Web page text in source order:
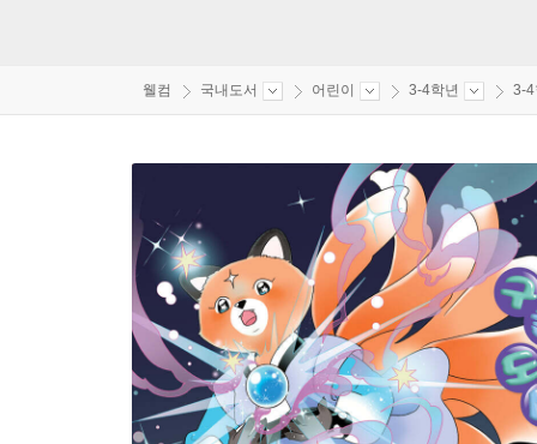
웰컴 국내도서 어린이 3-4학년 3-4